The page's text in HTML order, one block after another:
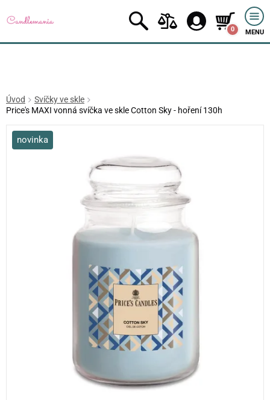
0 MENU
Úvod
Svíčky ve skle
Price's MAXI vonná svíčka ve skle Cotton Sky - hoření 130h
novinka